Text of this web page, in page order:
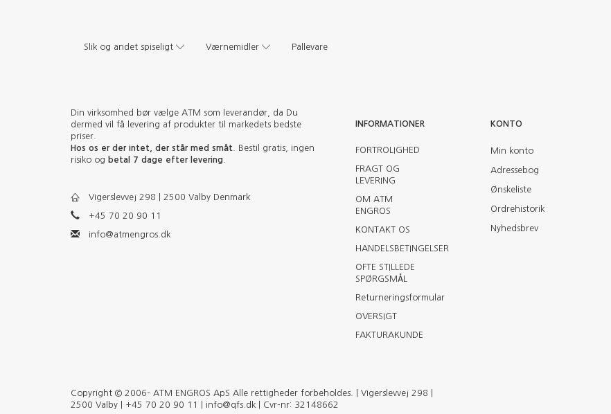
Slik og andet spiseligt Værnemidler Pallevare
Din virksomhed bør vælge ATM som leverandør, da Du
dermed vil få levering af produkter til markedets bedste
priser.
Hos os er der intet, der står med småt . Bestil gratis, ingen
risiko og betal 7 dage efter levering
Vigerslevvej 298 | 2500 Valby Denmark
+45 70 20 90 11
info@atmengros.dk
INFORMATIONER
FORTROLIGHED
FRAGT OG
LEVERING
OM ATM
ENGROS
KONTAKT OS
HANDELSBETINGELSER
OFTE STILLEDE
SPØRGSMÅL
Returneringsformular
OVERSIGT
FAKTURAKUNDE
KONTO
Min konto
Adressebog
Ønskeliste
Ordrehistorik
Nyhedsbrev
Copyright © 2006– ATM ENGROS ApS Alle rettigheder forbeholdes. | Vigerslevvej 298 |
2500 Valby | +45 70 20 90 11 | info@qfs.dk | Cvr-nr: 32148662